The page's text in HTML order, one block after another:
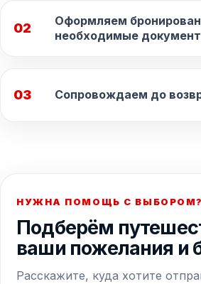
02
Оформляем
необходимые
03 Сопровождаем до
НУЖНА ПОМОЩЬ С ВЫБОРОМ?
Подберём
ваши пожелания и
Расскажите, куда хотите